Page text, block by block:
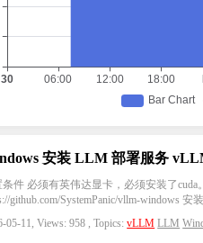
安装 LLM 部署服务
条件 必须有英伟达显卡，必须安装了cuda
github.com/SystemPanic/vllm-windows 安
05-11, Views: 958 , Topics:vLLM LLM